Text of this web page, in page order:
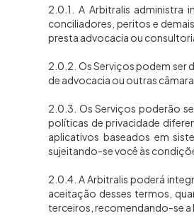
2.0.1. A Arbitralis administra
conciliadores, peritos e
presta advocacia ou
2.0.2. Os Serviços podem ser
de advocacia ou outras
2.0.3. Os Serviços poderão
políticas de privacidade
aplicativos baseados em
sujeitando-se você às
2.0.4. A Arbitralis poderá
aceitação desses termos,
terceiros, recomendando-se a